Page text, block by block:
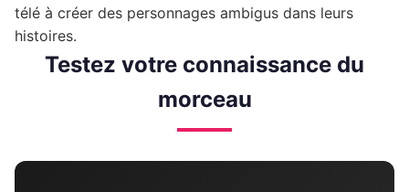
télé à créer des personnages ambigus dans leurs
histoires.
Testez votre connaissance du
morceau